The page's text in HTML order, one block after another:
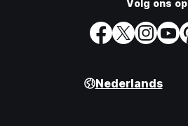
Volg ons op
Nederlands